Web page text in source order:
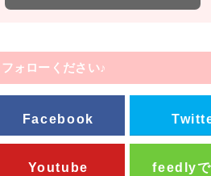
フォローください♪
Facebook
Youtube feedly